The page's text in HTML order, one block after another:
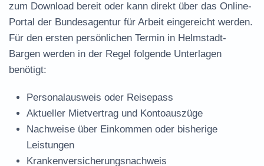
zum Download bereit oder kann direkt über das Online-
Portal der Bundesagentur für Arbeit eingereicht werden.
Für den ersten persönlichen Termin in Helmstadt-
Bargen werden in der Regel folgende Unterlagen
benötigt:
Personalausweis oder Reisepass
Aktueller Mietvertrag und Kontoauszüge
Nachweise über Einkommen oder bisherige
Leistungen
Krankenversicherungsnachweis